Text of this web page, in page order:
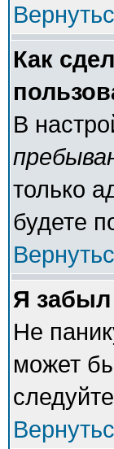
Как
В
только
будете
Я
Не
может